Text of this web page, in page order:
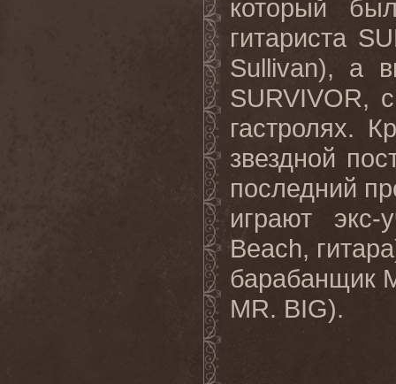
который
гитариста
Sullivan), а
SURVIVOR,
гастролях.
звездной
последний
играют экс-
Beach,
барабанщик
MR. BIG).